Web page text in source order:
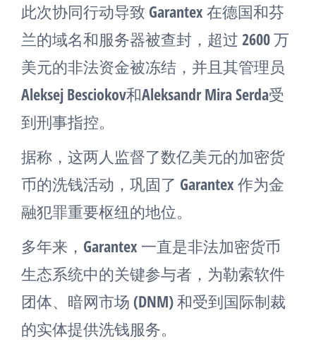
此次协同行动导致 Garantex 在德国和芬
兰的域名和服务器被查封，超过 2600 万
美元的非法资金被冻结，并且其管理员
Aleksej Besciokov和Aleksandr Mira Serda受
到刑事指控。
据称，这两人监督了数亿美元的加密货
币的洗钱活动，巩固了 Garantex 作为金
融犯罪重要枢纽的地位。
多年来，Garantex 一直是非法加密货币
生态系统中的关键参与者，为勒索软件
团体、暗网市场 (DNM) 和受到国际制裁
的实体提供洗钱服务。